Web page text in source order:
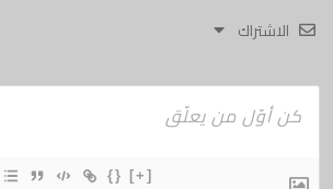
الاشتراك
{} [+]